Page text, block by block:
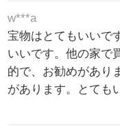
w***a
宝物はとてもいいで
いいです。他の家で
的で、お勧めがあり
があります。とても